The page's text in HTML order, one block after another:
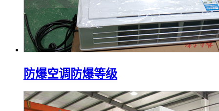
防爆空调防爆等级